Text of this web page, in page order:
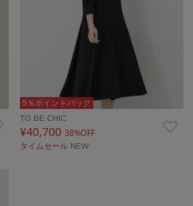
5％ポイントバック
TO BE CHIC
¥40,70038%OFF
タイムセール NEW